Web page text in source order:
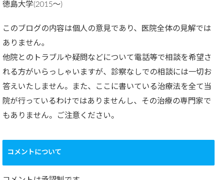
徳島大学(2015～)
このブログの内容は個人の意見であり、医院全体の見解では
ありません。
他院とのトラブルや疑問などについて電話等で相談を希望さ
れる方がいらっしゃいますが、診察なしでの相談には一切お
答えいたしません。また、ここに書いている治療法を全て当
院が行っているわけではありませんし、その治療の専門家で
もありません。ご注意ください。
コメントについて